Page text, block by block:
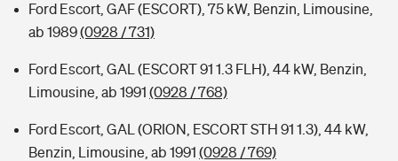
Ford Escort, GAF (ESCORT), 75 kW, Benzin, Limousine,
ab 1989(0928 / 731)
Ford Escort, GAL (ESCORT 91 1.3 FLH), 44 kW, Benzin,
Limousine, ab 1991 (0928 / 768)
Ford Escort, GAL (ORION, ESCORT STH 91 1.3), 44 kW,
Benzin, Limousine, ab 1991 (0928 / 769)